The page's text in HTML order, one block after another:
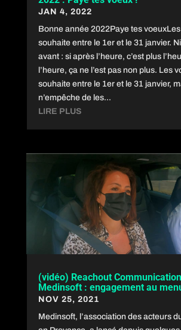
JAN 4, 2022
Bonne année 2022Paye tes
souhaite entre le 1er et le 31 janvier.
avant : si après l’heure, c’est plus
l’heure, ça ne l’est pas non plus. Les
souhaite entre le 1er et le 31 janvier,
n’empêche de les...
LIRE PLUS
(vidéo) Reachout
Medinsoft : engagement au
NOV 25, 2021
Medinsoft, l’association des acteurs